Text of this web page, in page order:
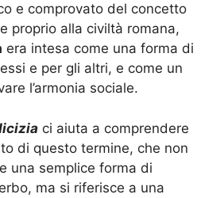
e comprovato del concetto
proprio alla civiltà romana,
era intesa come una forma di
e per gli altri, e come un
l’armonia sociale.
ci aiuta a comprendere
di questo termine, che non
una semplice forma di
ma si riferisce a una